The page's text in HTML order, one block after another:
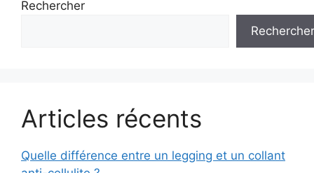
Rechercher
Rechercher
Articles récents
Quelle différence entre un legging et un collant